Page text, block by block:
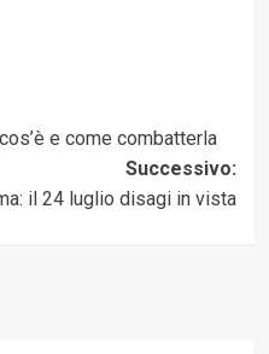
e come combatterla
Successivo:
il 24 luglio disagi in vista